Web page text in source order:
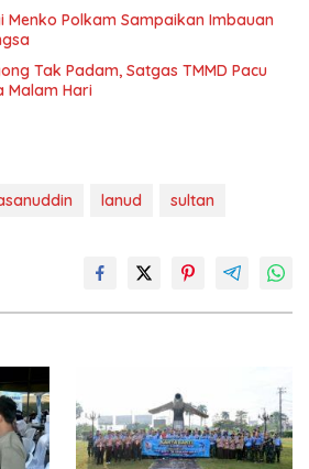
Menko Polkam Sampaikan Imbauan
Tak Padam, Satgas TMMD Pacu
Malam Hari
lanud sultan